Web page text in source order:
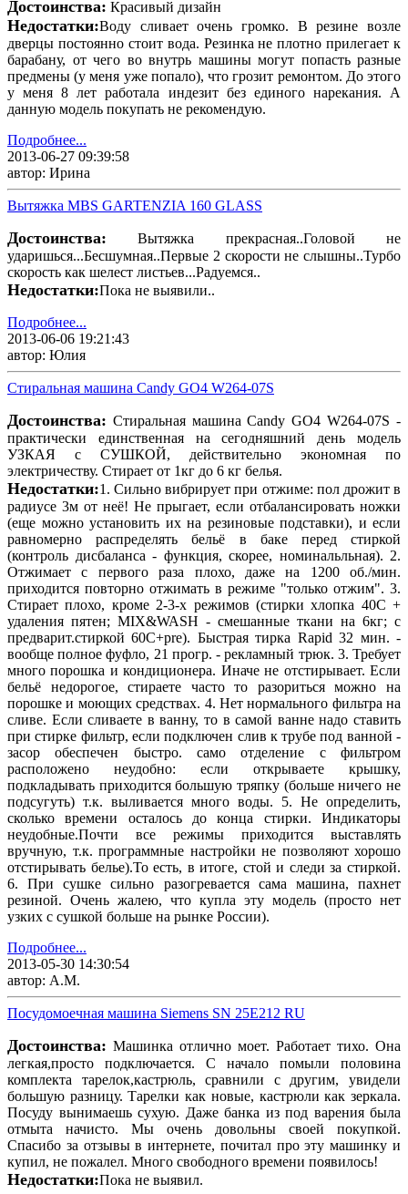
Достоинства: Красивый дизайн
Недостатки:Воду сливает очень громко. В резине возле
дверцы постоянно стоит вода. Резинка не плотно прилегает к
барабану, от чего во внутрь машины могут попасть разные
предмены (у меня уже попало), что грозит ремонтом. До этого
у меня 8 лет работала индезит без единого нарекания. А
данную модель покупать не рекомендую.
Подробнее...
2013-06-27 09:39:58
автор: Ирина
Вытяжка MBS GARTENZIA 160 GLASS
Достоинства: Вытяжка прекрасная..Головой не
ударишься...Бесшумная..Первые 2 скорости не слышны..Турбо
скорость как шелест листьев...Радуемся..
Недостатки:Пока не выявили..
Подробнее...
2013-06-06 19:21:43
автор: Юлия
Стиральная машина Candy GO4 W264-07S
Достоинства: Стиральная машина Candy GO4 W264-07S -
практически единственная на сегодняшний день модель
УЗКАЯ с СУШКОЙ, действительно экономная по
электричеству. Стирает от 1кг до 6 кг белья.
Недостатки:1. Сильно вибрирует при отжиме: пол дрожит в
радиусе 3м от неё! Не прыгает, если отбалансировать ножки
(еще можно установить их на резиновые подставки), и если
равномерно распределять бельё в баке перед стиркой
(контроль дисбаланса - функция, скорее, номинальльная). 2.
Отжимает с первого раза плохо, даже на 1200 об./мин.
приходится повторно отжимать в режиме "только отжим". 3.
Стирает плохо, кроме 2-3-х режимов (стирки хлопка 40С +
удаления пятен; MIX&WASH - смешанные ткани на 6кг; с
предварит.стиркой 60С+pre). Быстрая тирка Rapid 32 мин. -
вообще полное фуфло, 21 прогр. - рекламный трюк. 3. Требует
много порошка и кондиционера. Иначе не отстирывает. Если
бельё недорогое, стираете часто то разориться можно на
порошке и моющих средствах. 4. Нет нормального фильтра на
сливе. Если сливаете в ванну, то в самой ванне надо ставить
при стирке фильтр, если подключен слив к трубе под ванной -
засор обеспечен быстро. само отделение с фильтром
расположено неудобно: если открываете крышку,
подкладывать приходится большую тряпку (больше ничего не
подсугуть) т.к. выливается много воды. 5. Не определить,
сколько времени осталось до конца стирки. Индикаторы
неудобные.Почти все режимы приходится выставлять
вручную, т.к. программные настройки не позволяют хорошо
отстирывать белье).То есть, в итоге, стой и следи за стиркой.
6. При сушке сильно разогревается сама машина, пахнет
резиной. Очень жалею, что купла эту модель (просто нет
узких с сушкой больше на рынке России).
Подробнее...
2013-05-30 14:30:54
автор: А.М.
Посудомоечная машина Siemens SN 25E212 RU
Достоинства: Машинка отлично моет. Работает тихо. Она
легкая,просто подключается. С начало помыли половина
комплекта тарелок,кастрюль, сравнили с другим, увидели
большую разницу. Тарелки как новые, кастрюли как зеркала.
Посуду вынимаешь сухую. Даже банка из под варения была
отмыта начисто. Мы очень довольны своей покупкой.
Спасибо за отзывы в интернете, почитал про эту машинку и
купил, не пожалел. Много свободного времени появилось!
Недостатки:Пока не выявил.